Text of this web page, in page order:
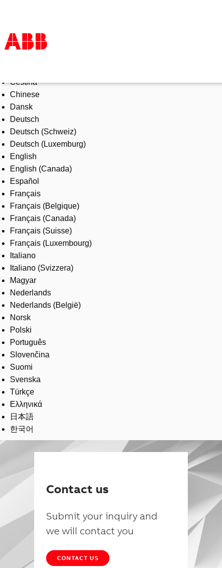
Products & Solutions
Industries
Services
About us
Where to buy
Contact us
Careers
Čeština
Chinese
Dansk
Deutsch
Deutsch (Schweiz)
Deutsch (Luxemburg)
English
English (Canada)
Español
Français
Français (Belgique)
Français (Canada)
Français (Suisse)
Français (Luxembourg)
Italiano
Italiano (Svizzera)
Magyar
Nederlands
Nederlands (België)
Norsk
Polski
Português
Slovenčina
Suomi
Svenska
Türkçe
Ελληνικά
日本語
한국어
Contact us
Submit your inquiry and
we will contact you
CONTACT US